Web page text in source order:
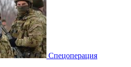
Спецоперация